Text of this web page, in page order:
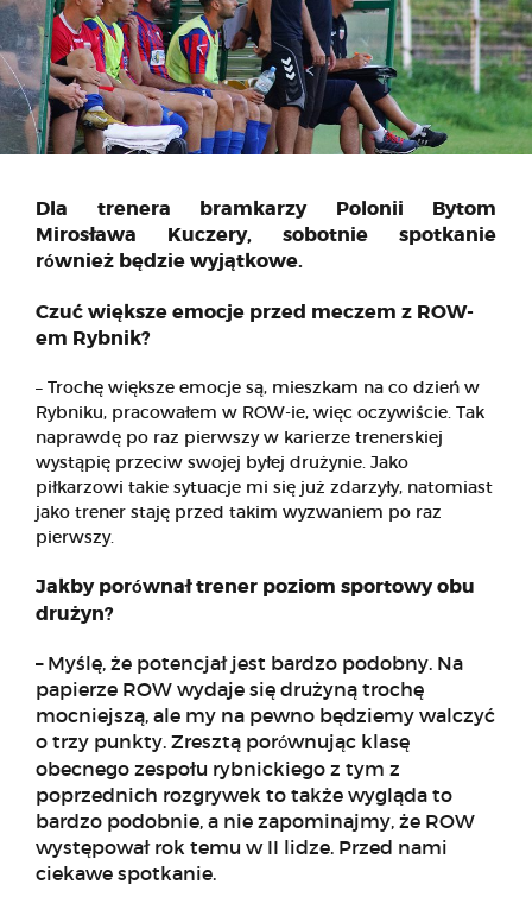
Dla trenera bramkarzy Polonii Bytom
Mirosława Kuczery, sobotnie spotkanie
również będzie wyjątkowe.
Czuć większe emocje przed meczem z ROW-
em Rybnik?
– Trochę większe emocje są, mieszkam na co dzień w
Rybniku, pracowałem w ROW-ie, więc oczywiście. Tak
naprawdę po raz pierwszy w karierze trenerskiej
wystąpię przeciw swojej byłej drużynie. Jako
piłkarzowi takie sytuacje mi się już zdarzyły, natomiast
jako trener staję przed takim wyzwaniem po raz
pierwszy.
Jakby porównał trener poziom sportowy obu
drużyn?
– Myślę, że potencjał jest bardzo podobny. Na
papierze ROW wydaje się drużyną trochę
mocniejszą, ale my na pewno będziemy walczyć
o trzy punkty. Zresztą porównując klasę
obecnego zespołu rybnickiego z tym z
poprzednich rozgrywek to także wygląda to
bardzo podobnie, a nie zapominajmy, że ROW
występował rok temu w II lidze. Przed nami
ciekawe spotkanie.